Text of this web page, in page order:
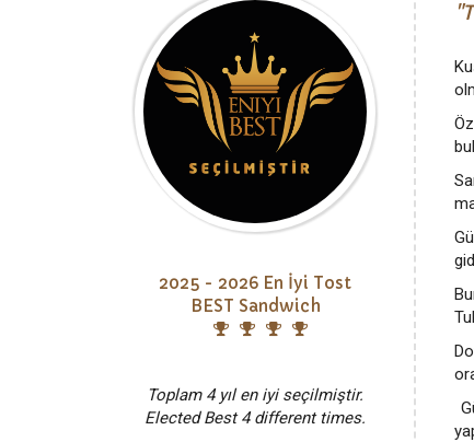
2025 - 2026 En İyi Tost
BEST Sandwich
Toplam 4 yıl en iyi seçilmiştir.
Elected Best 4 different times.